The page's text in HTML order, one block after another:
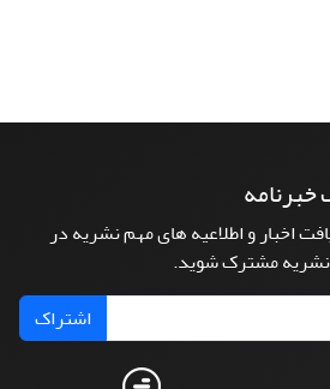
خبرنامه
اخبار و اطلاعیه های مهم نشریه در
نشریه مشترک شوید.
اشتراک